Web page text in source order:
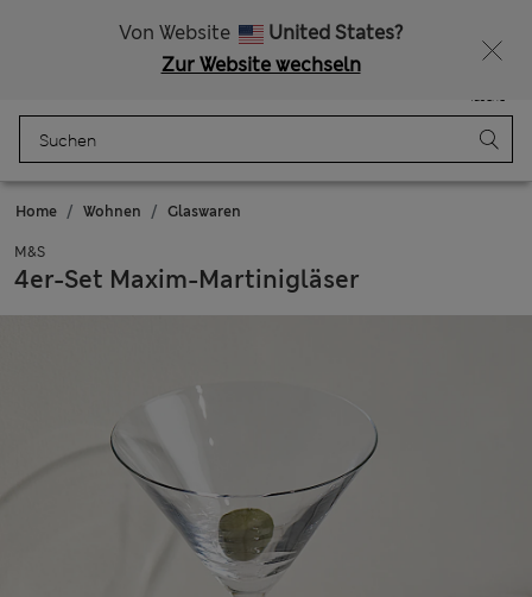
Von Website
United States?
Zur Website wechseln
Tasche
Home Wohnen Glaswaren
M&S
4er-Set Maxim-Martinigläser